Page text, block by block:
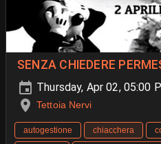
SENZA CHIEDERE
Thursday, Apr 02, 05:00
Tettoia Nervi
autogestione chiacchera